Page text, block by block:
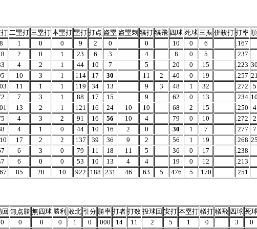
二塁打 三塁打 本塁打 塁打 打点 盗塁 盗塁刺 犠打 犠飛 四球 死球 三振 併殺打 打率 順
8 1 0 0 9 2 0 0 10 0 6 .167
2 0 1 23 6 3 4 8 0 5 .237
4 2 1 44 10 7 5 20 0 15 .223 30
10 3 1 114 17 30 11 2 40 0 19 .257 21
11 1 1 119 34 13 9 3 48 1 32 .272 5
7 3 1 88 17 15 9 62 0 13 .234 10
13 2 1 121 16 24 10 10 68 2 15 .250 4
4 3 2 91 16 56 10 4 79 0 10 .272 2
4 1 0 44 10 16 2 0 30 1 7 .277 7
17 2 2 137 39 36 9 2 56 1 19 .268 25
6 3 0 79 11 18 11 5 36 0 17 .238
6 0 0 53 10 13 4 4 19 0 12 .213
85 20 10 922 188 231 46 63 5 476 5 170 .251
回 無点勝 無四球 勝利 敗北 引分 勝率 打者 打数 投球回 安打 本塁打 犠打 犠飛 四球 死
0 0 0 0 1 0 .000 14 11 2 5 1 0 3 0